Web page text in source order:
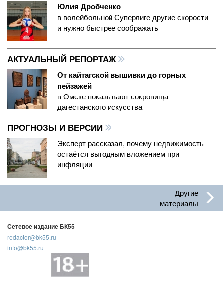
Юлия Дробченко
в волейбольной Суперлиге другие скорости
и нужно быстрее соображать
АКТУАЛЬНЫЙ РЕПОРТАЖ
От кайтагской вышивки до горных
пейзажей
в Омске показывают сокровища
дагестанского искусства
ПРОГНОЗЫ И ВЕРСИИ
Эксперт рассказал, почему недвижимость
остаётся выгодным вложением при
инфляции
Другие
материалы
Сетевое издание БК55
redactor@bk55.ru
info@bk55.ru